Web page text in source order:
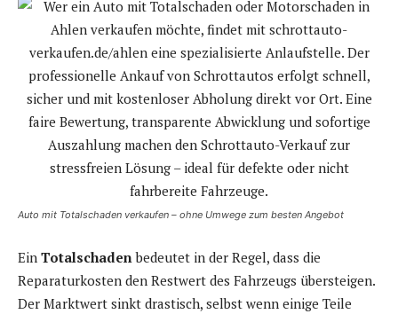
Auto mit Totalschaden verkaufen – ohne Umwege zum besten Angebot
Ein Totalschadenbedeutet in der Regel, dass die
Reparaturkosten den Restwert des Fahrzeugs übersteigen.
Der Marktwert sinkt drastisch, selbst wenn einige Teile